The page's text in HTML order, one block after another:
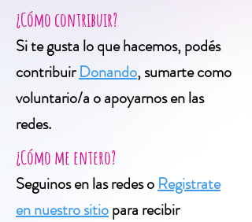
¿Cómo contribuir?
Si te gusta lo que hacemos, podés
contribuirDonando, sumarte como
voluntario/a o apoyarnos en las
redes.
¿Cómo me entero?
Seguinos en las redes oRegistrate
en nuestro sitiopara recibir